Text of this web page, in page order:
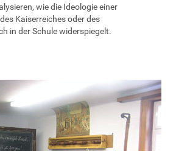
wie die Ideologie einer
Kaiserreiches oder des
in der Schule widerspiegelt.